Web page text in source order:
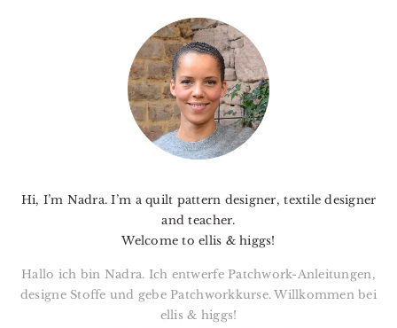
Hi, I’m Nadra. I’m a quilt pattern designer, textile designer
and teacher.
Welcome to ellis & higgs!
Hallo ich bin Nadra. Ich entwerfe Patchwork-Anleitungen,
designe Stoffe und gebe Patchworkkurse. Willkommen bei
ellis & higgs!